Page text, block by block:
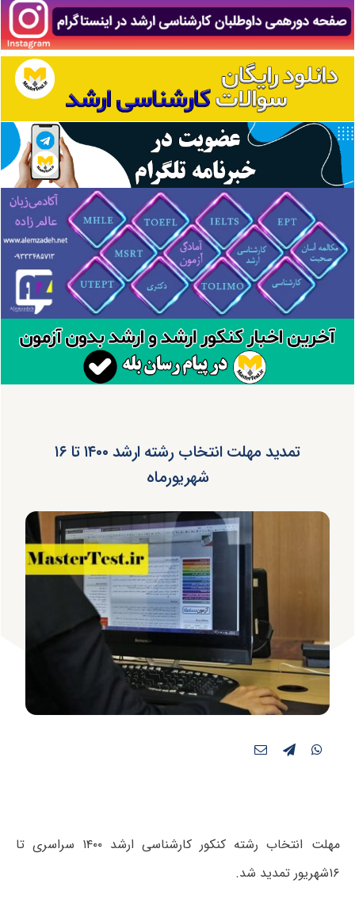
تمدید مهلت انتخاب رشته ارشد ۱۴۰۰ تا ۱۶
شهریورماه
مهلت انتخاب رشته کنکور کارشناسی ارشد ۱۴۰۰ سراسری تا
۱۶شهریور تمدید شد.